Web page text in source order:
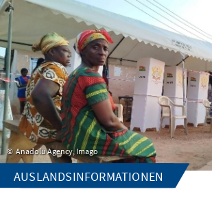
Anadolu Agency, Imago
AUSLANDSINFORMATIONEN